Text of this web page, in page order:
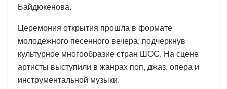
Байдюкенова.
Церемония открытия прошла в формате
молодежного песенного вечера, подчеркнув
культурное многообразие стран ШОС. На сцене
артисты выступили в жанрах поп, джаз, опера и
инструментальной музыки.